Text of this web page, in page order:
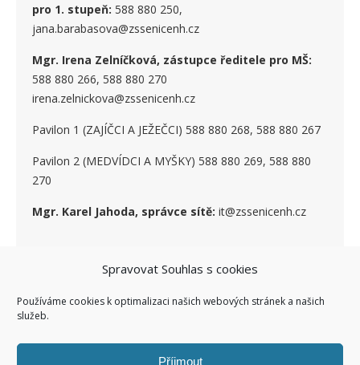
Spravovat Souhlas s cookies
Používáme cookies k optimalizaci našich webových stránek a našich
služeb.
Příjmout
pro 1. stupeň: 588 880 250,
jana.barabasova@zssenicenh.cz
Mgr. Irena Zelníčková, zástupce ředitele pro MŠ:
588 880 266, 588 880 270
irena.zelnickova@zssenicenh.cz
Pavilon 1 (ZAJÍČCI A JEŽEČCI) 588 880 268, 588 880 267
Pavilon 2 (MEDVÍDCI A MYŠKY) 588 880 269, 588 880
270
Mgr. Karel Jahoda, správce sítě: it@zssenicenh.cz
SOCIÁLNÍ SÍTĚ